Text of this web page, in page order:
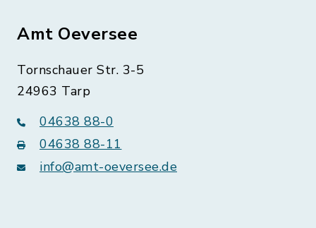
Amt Oeversee
Tornschauer Str. 3-5
24963 Tarp
04638 88-0
04638 88-11
info@amt-oeversee.de